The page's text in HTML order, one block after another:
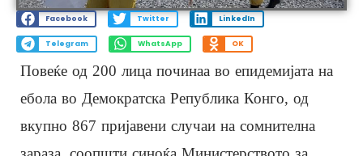
Facebook Twitter LinkedIn
Telegram WhatsApp OK
Повеќе од 200 лица починаа во епидемијата на
ебола во Демократска Република Конго, од
вкупно 867 пријавени случаи на сомнителна